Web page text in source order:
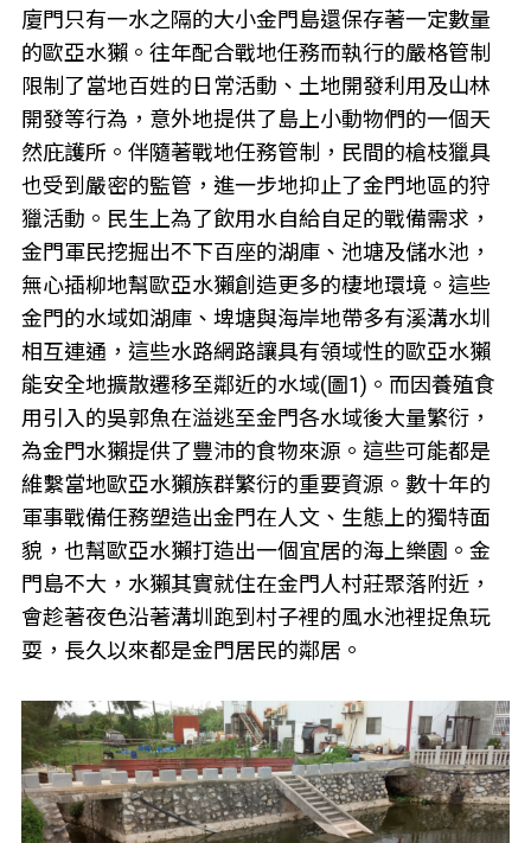
廈門只有一水之隔的大小金門島還保存著一定數量
的歐亞水獺。往年配合戰地任務而執行的嚴格管制
限制了當地百姓的日常活動、土地開發利用及山林
開發等行為，意外地提供了島上小動物們的一個天
然庇護所。伴隨著戰地任務管制，民間的槍枝獵具
也受到嚴密的監管，進一步地抑止了金門地區的狩
獵活動。民生上為了飲用水自給自足的戰備需求，
金門軍民挖掘出不下百座的湖庫、池塘及儲水池，
無心插柳地幫歐亞水獺創造更多的棲地環境。這些
金門的水域如湖庫、埤塘與海岸地帶多有溪溝水圳
相互連通，這些水路網路讓具有領域性的歐亞水獺
能安全地擴散遷移至鄰近的水域(圖1)。而因養殖食
用引入的吳郭魚在溢逃至金門各水域後大量繁衍，
為金門水獺提供了豐沛的食物來源。這些可能都是
維繫當地歐亞水獺族群繁衍的重要資源。數十年的
軍事戰備任務塑造出金門在人文、生態上的獨特面
貌，也幫歐亞水獺打造出一個宜居的海上樂園。金
門島不大，水獺其實就住在金門人村莊聚落附近，
會趁著夜色沿著溝圳跑到村子裡的風水池裡捉魚玩
耍，長久以來都是金門居民的鄰居。